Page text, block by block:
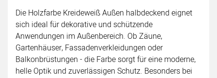
Die Holzfarbe Kreideweiß Außen halbdeckend eignet
sich ideal für dekorative und schützende
Anwendungen im Außenbereich. Ob Zäune,
Gartenhäuser, Fassadenverkleidungen oder
Balkonbrüstungen - die Farbe sorgt für eine moderne,
helle Optik und zuverlässigen Schutz. Besonders bei